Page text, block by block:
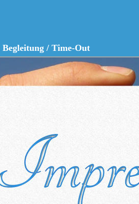
/ Time-Out